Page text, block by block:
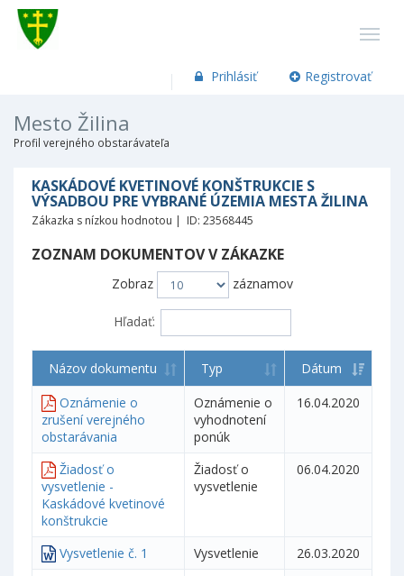
Prihlásiť Registrovať
Mesto Žilina
Profil verejného obstarávateľa
KASKÁDOVÉ KVETINOVÉ KONŠTRUKCIE S
VÝSADBOU PRE VYBRANÉ ÚZEMIA MESTA ŽILINA
Zákazka s nízkou hodnotou | ID: 23568445
ZOZNAM DOKUMENTOV V ZÁKAZKE
Zobraz záznamov
Hľadať:
Názov dokumentu Typ
Dátum
Oznámenie o
zrušení verejného
obstarávania
Oznámenie o
vyhodnotení
ponúk
16.04.2020
Žiadosť o
vysvetlenie -
Kaskádové kvetinové
konštrukcie
Žiadosť o
vysvetlenie
06.04.2020
Vysvetlenie č. 1 Vysvetlenie
26.03.2020